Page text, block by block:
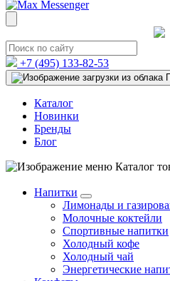
+7 (495) 133-82-53
Каталог
Новинки
Бренды
Блог
Каталог
Напитки
Лимонады и
Молочные коктейли
Спортивные напитки
Холодный кофе
Холодный чай
Энергетические